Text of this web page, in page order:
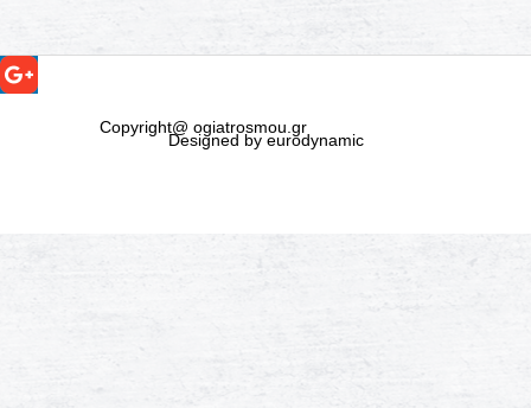
Copyright@ ogiatrosmou.gr
Designed by eurodynamic